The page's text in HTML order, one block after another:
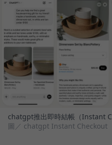
chatgpt推出即時結帳（Instant
圖／ chatgpt Instant Checkout